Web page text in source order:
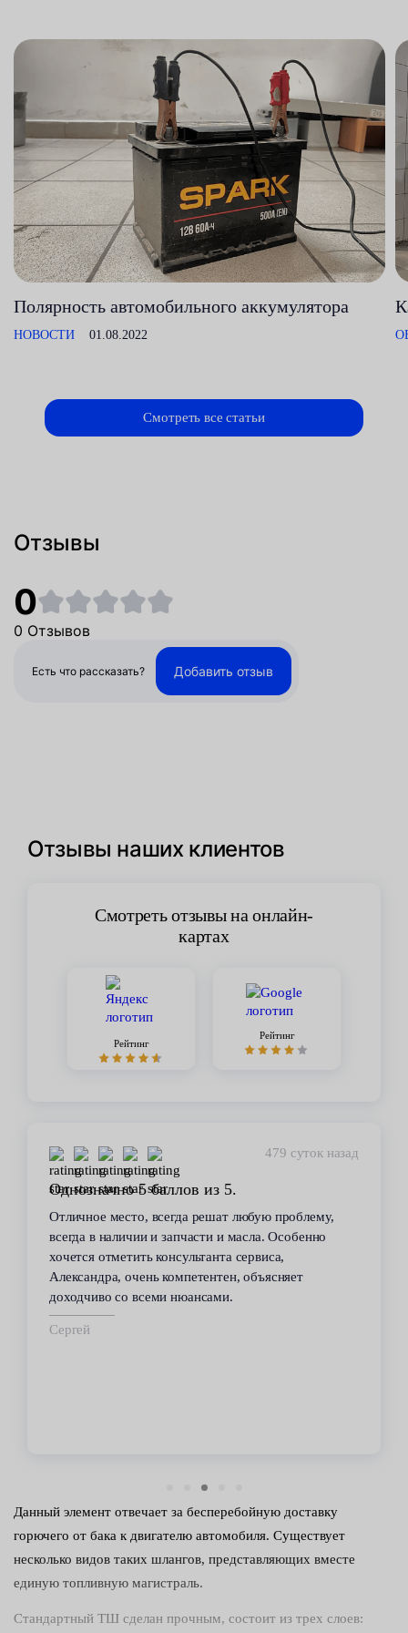
Полярность автомобильного аккумулятора
НОВОСТИ 01.08.2022
Смотреть все статьи
Отзывы
0
0 Отзывов
Есть что рассказать? Добавить отзыв
Отзывы наших клиентов
Смотреть отзывы на онлайн-
картах
Рейтинг
Рейтинг
450 суток назад
Стабильное качество
В течение 6 лет пользуюсь услугами данного
сервиса. Высокий профессионализм персонала
всегда помогал решить возникающие с
автомобилем проблемы. Все работы по
техобслуживанию проводились качественно и в
срок.
Данный элемент отвечает за бесперебойную доставку
горючего от бака к двигателю автомобиля. Существует
несколько видов таких шлангов, представляющих вместе
единую топливную магистраль.
Стандартный ТШ сделан прочным, состоит из трех слоев: